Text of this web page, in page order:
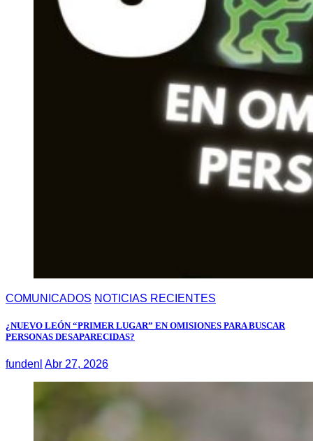
COMUNICADOS NOTICIAS RECIENTES
¿NUEVO LEÓN “PRIMER LUGAR” EN OMISIONES PARA BUSCAR
PERSONAS DESAPARECIDAS?
fundenl Abr 27, 2026